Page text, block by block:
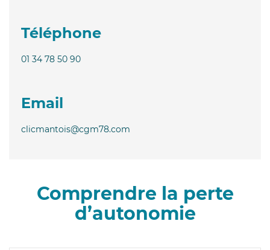
Téléphone
01 34 78 50 90
Email
clicmantois@cgm78.com
Comprendre la perte
d’autonomie